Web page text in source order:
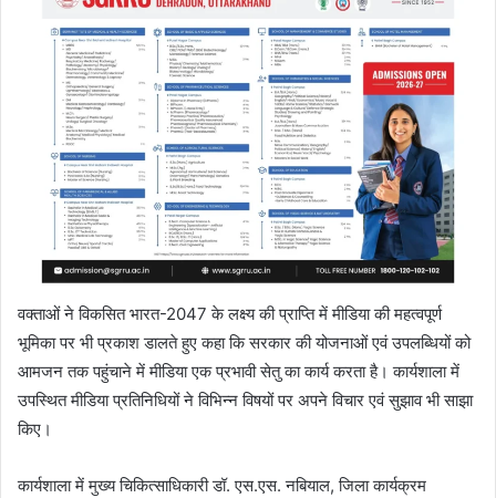
वक्ताओं ने विकसित भारत-2047 के लक्ष्य की प्राप्ति में मीडिया की महत्वपूर्ण
भूमिका पर भी प्रकाश डालते हुए कहा कि सरकार की योजनाओं एवं उपलब्धियों को
आमजन तक पहुंचाने में मीडिया एक प्रभावी सेतु का कार्य करता है। कार्यशाला में
उपस्थित मीडिया प्रतिनिधियों ने विभिन्न विषयों पर अपने विचार एवं सुझाव भी साझा
किए।
कार्यशाला में मुख्य चिकित्साधिकारी डॉ. एस.एस. नबियाल, जिला कार्यक्रम